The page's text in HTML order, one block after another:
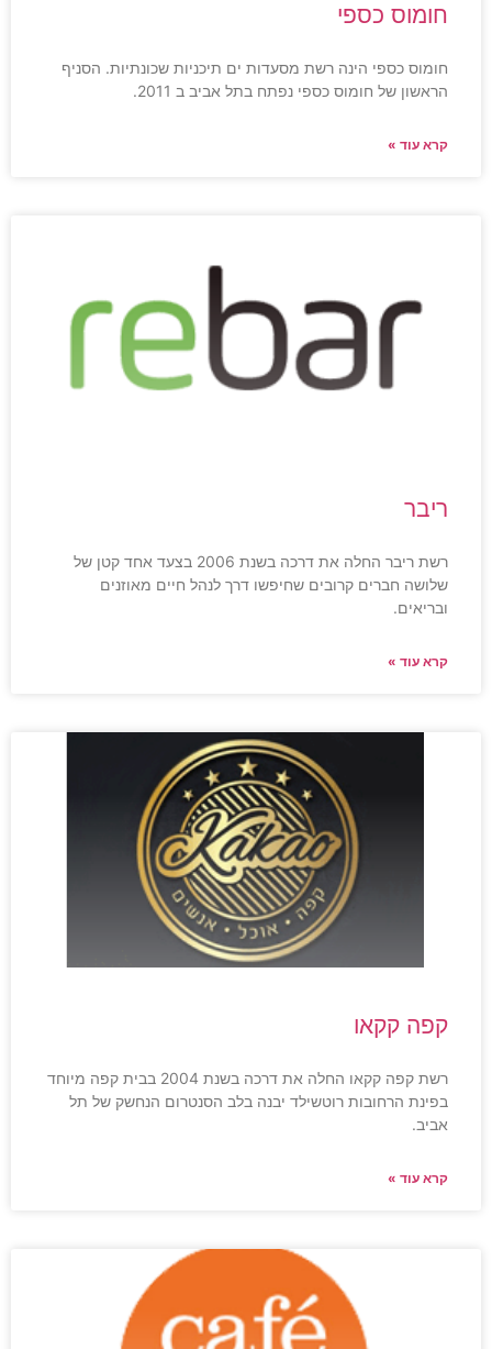
חומוס כספי
חומוס כספי הינה רשת מסעדות ים תיכניות שכונתיות. הסניף
הראשון של חומוס כספי נפתח בתל אביב ב 2011.
קרא עוד »
ריבר
רשת ריבר החלה את דרכה בשנת 2006 בצעד אחד קטן של
שלושה חברים קרובים שחיפשו דרך לנהל חיים מאוזנים
ובריאים.
קרא עוד »
קפה קקאו
רשת קפה קקאו החלה את דרכה בשנת 2004 בבית קפה מיוחד
בפינת הרחובות רוטשילד יבנה בלב הסנטרום הנחשק של תל
אביב.
קרא עוד »